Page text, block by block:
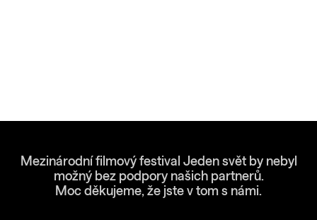
Mezinárodní filmový festival Jeden svět by nebyl
možný bez podpory našich partnerů.
Moc děkujeme, že jste v tom s námi.